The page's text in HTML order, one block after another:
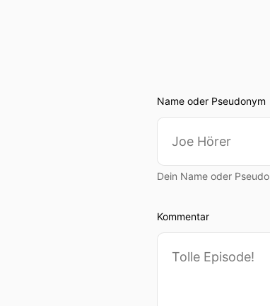
Name oder Pseudonym
Dein Name oder
Kommentar